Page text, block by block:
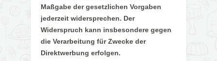
Maßgabe der gesetzlichen Vorgaben
jederzeit widersprechen. Der
Widerspruch kann insbesondere gegen
die Verarbeitung für Zwecke der
Direktwerbung erfolgen.